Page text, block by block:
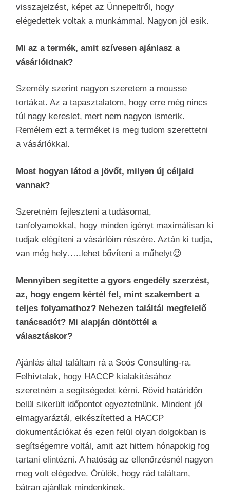
visszajelzést, képet az Ünnepeltről, hogy
elégedettek voltak a munkámmal. Nagyon jól esik.
Mi az a termék, amit szívesen ajánlasz a
vásárlóidnak?
Személy szerint nagyon szeretem a mousse
tortákat. Az a tapasztalatom, hogy erre még nincs
túl nagy kereslet, mert nem nagyon ismerik.
Remélem ezt a terméket is meg tudom szerettetni
a vásárlókkal.
Most hogyan látod a jövőt, milyen új céljaid
vannak?
Szeretném fejleszteni a tudásomat,
tanfolyamokkal, hogy minden igényt maximálisan ki
tudjak elégíteni a vásárlóim részére. Aztán ki tudja,
van még hely…..lehet bővíteni a műhelyt😉
Mennyiben segítette a gyors engedély szerzést,
az, hogy engem kértél fel, mint szakembert a
teljes folyamathoz? Nehezen találtál megfelelő
tanácsadót? Mi alapján döntöttél a
választáskor?
Ajánlás által találtam rá a Soós Consulting-ra.
Felhívtalak, hogy HACCP kialakításához
szeretném a segítségedet kérni. Rövid határidőn
belül sikerült időpontot egyeztetnünk. Mindent jól
elmagyaráztál, elkészítetted a HACCP
dokumentációkat és ezen felül olyan dolgokban is
segítségemre voltál, amit azt hittem hónapokig fog
tartani elintézni. A hatóság az ellenőrzésnél nagyon
meg volt elégedve. Örülök, hogy rád találtam,
bátran ajánllak mindenkinek.